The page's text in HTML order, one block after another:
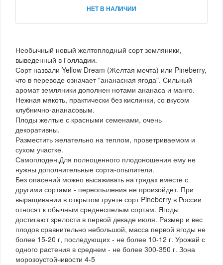
НЕТ В НАЛИЧИИ
Необычный новый желтоплодный сорт земляники,
выведенный в Голладии.
Сорт назвали Yellow Dream (Желтая мечта) или Pineberry,
что в переводе означает "ананасная ягода". Сильный
аромат земляники дополнен нотами ананаса и манго.
Нежная мякоть, практически без кислинки, со вкусом
клубнично-ананасовым.
Плоды желтые с красными семенами, очень
декоративны.
Разместить желательно на теплом, проветриваемом и
сухом участке.
Самоплоден.Для полноценного плодоношения ему не
нужны дополнительные сорта-опылители.
Без опасений можно высаживать на грядах вместе с
другими сортами - переопыления не произойдет. При
выращивании в открытом грунте сорт Pineberry в России
относят к обычным среднеспелым сортам. Ягоды
достигают зрелости в первой декаде июля. Размер и вес
плодов сравнительно небольшой, масса первой ягоды не
более 15-20 г, последующих - не более 10-12 г. Урожай с
одного растения в среднем - не более 300-350 г. Зона
морозоустойчивости 4-5